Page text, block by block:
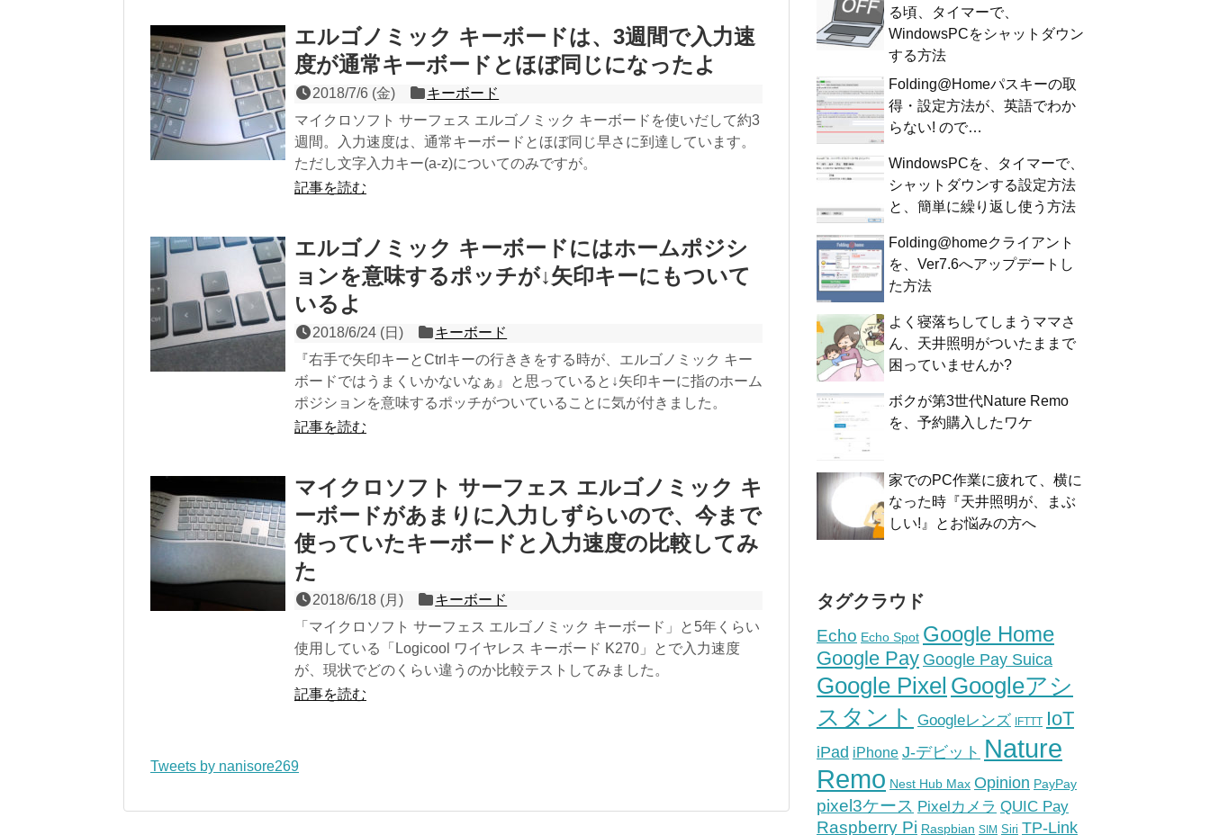
エルゴノミック キーボードは、3週間で入力速
度が通常キーボードとほぼ同じになったよ
2018/7/6 (金)
キーボード
マイクロソフト サーフェス エルゴノミック キーボードを使いだして約3
週間。入力速度は、通常キーボードとほぼ同じ早さに到達しています。
ただし文字入力キー(a-z)についてのみですが。
記事を読む
エルゴノミック キーボードにはホームポジシ
ョンを意味するポッチが↓矢印キーにもついて
いるよ
2018/6/24 (日)
キーボード
『右手で矢印キーとCtrlキーの行ききをする時が、エルゴノミック キー
ボードではうまくいかないなぁ』と思っていると↓矢印キーに指のホーム
ポジションを意味するポッチがついていることに気が付きました。
記事を読む
マイクロソフト サーフェス エルゴノミック キ
ーボードがあまりに入力しずらいので、今まで
使っていたキーボードと入力速度の比較してみ
た
2018/6/18 (月)
キーボード
「マイクロソフト サーフェス エルゴノミック キーボード」と5年くらい
使用している「Logicool ワイヤレス キーボード K270」とで入力速度
が、現状でどのくらい違うのか比較テストしてみました。
記事を読む
Tweets by nanisore269
る頃、タイマーで、
WindowsPCをシャットダウン
する方法
Folding@Homeパスキーの取
得・設定方法が、英語でわか
らない! ので…
WindowsPCを、タイマーで、
シャットダウンする設定方法
と、簡単に繰り返し使う方法
Folding@homeクライアント
を、Ver7.6へアップデートし
た方法
よく寝落ちしてしまうママさ
ん、天井照明がついたままで
困っていませんか?
ボクが第3世代Nature Remo
を、予約購入したワケ
家でのPC作業に疲れて、横に
なった時『天井照明が、まぶ
しい!』とお悩みの方へ
タグクラウド
Echo Echo Spot Google Home
Google Pay Google Pay Suica
Google Pixel Googleアシ
スタント Googleレンズ IFTTT IoT
iPad iPhone J-デビット Nature
Remo Nest Hub Max Opinion PayPay
pixel3ケース Pixelカメラ QUIC Pay
Raspberry Pi Raspbian SIM Siri TP-Link